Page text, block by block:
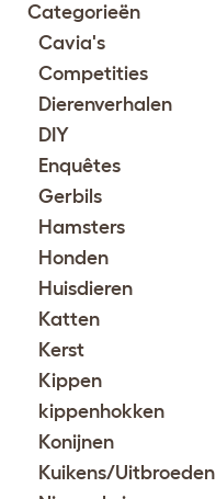
Categorieën
Cavia's
Competities
Dierenverhalen
DIY
Enquêtes
Gerbils
Hamsters
Honden
Huisdieren
Katten
Kerst
Kippen
kippenhokken
Konijnen
Kuikens/Uitbroeden